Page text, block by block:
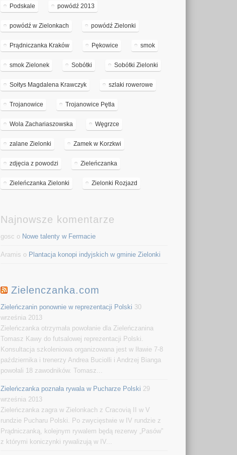
Podskale powódź 2013
powódź w Zielonkach powódź Zielonki
Prądniczanka Kraków Pękowice smok
smok Zielonek Sobótki Sobótki Zielonki
Sołtys Magdalena Krawczyk szlaki rowerowe
Trojanowice Trojanowice Pętla
Wola Zachariaszowska Węgrzce
zalane Zielonki Zamek w Korzkwi
zdjęcia z powodzi Zieleńczanka
Zieleńczanka Zielonki Zielonki Rozjazd
Najnowsze komentarze
gosc o Nowe talenty w Fermacie
Aramis o Plantacja konopi indyjskich w gminie Zielonki
Zielenczanka.com
Zieleńczanin ponownie w reprezentacji Polski 30
września 2013
Zieleńczanka otrzymała powołanie dla Zieleńczanina
Tomasz Kawy do futsalowej reprezentacji Polski.
Konsultacja szkoleniowa organizowana jest w Iławie 7-8
października i trenerzy Andrea Buciolli i Andrzej Bianga
powołali 18 zawodników. Tomasz...
Zieleńczanka poznała rywala w Pucharze Polski 29
września 2013
Zieleńczanka zagra w Zielonkach z Cracovią II w V
rundzie Pucharu Polski. Po zwycięstwie w IV rundzie z
Prądniczanką, kolejnym rywalem będą rezerwy „Pasów”
z którymi koniczynki rywalizują w IV...